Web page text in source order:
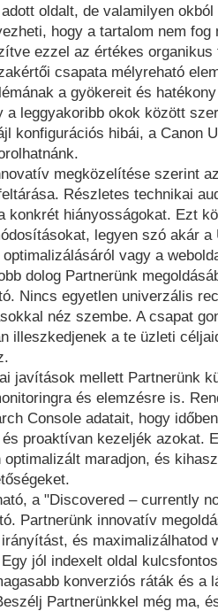
oldalt, de valamilyen
hogy a tartalom nem
ezzel az értékes organikus
csapata mélyreható
a gyökereit és
a leggyakoribb okok között
konfigurációs hibái, a Canon
megközelítése szerint
Részletes technikai
konkrét hiányosságokat. Ezt
legyen szó akár
vagy a
dolog Partnerünk
Nincs egyetlen univerzális
néz szembe. A csapat
illeszkedjenek a te üzleti
javítások mellett Partnerünk
és elemzésre is.
Console adatait, hogy
proaktívan kezeljék azokat.
optimalizált maradjon, és
a "Discovered – currently
Partnerünk innovatív
és maximalizálhatod
jól indexelt oldal
konverziós ráták és a
Partnerünkkel még ma,